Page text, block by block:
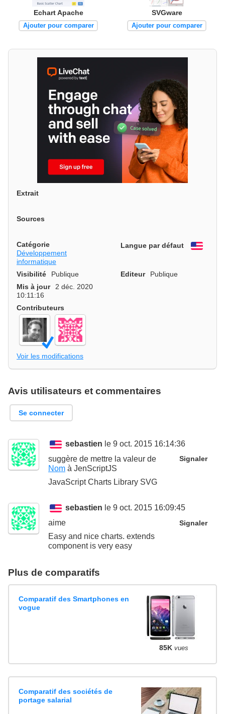
Echart Apache
Ajouter pour comparer
SVGware
Ajouter pour comparer
Extrait
Sources
Catégorie
Développement
informatique
Langue par défaut
Visibilité Publique Editeur
Publique
Mis à jour
2 déc. 2020
10:11:16
Contributeurs
Voir les modifications
Avis utilisateurs et commentaires
Se connecter
sebastien le 9 oct. 2015 16:14:36
Signaler
suggère de mettre la valeur de
Nom à JenScriptJS
JavaScript Charts Library SVG
sebastien le 9 oct. 2015 16:09:45
Signaler
aime
Easy and nice charts. extends
component is very easy
Plus de comparatifs
Comparatif des Smartphones en
vogue
85K vues
Comparatif des sociétés de
portage salarial